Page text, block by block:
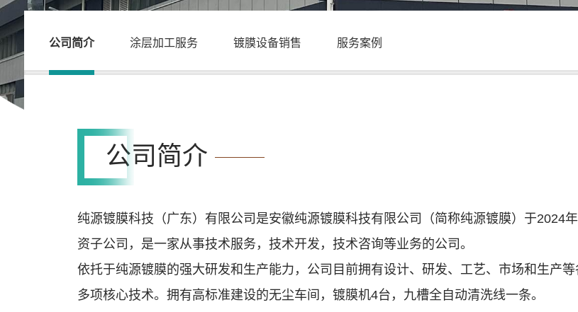
公司简介 涂层加工服务 镀膜设备销售 服务案例
公司简介
纯源镀膜科技（广东）有限公司是安徽纯源镀膜科技有限公司（简称纯源镀膜）于2024
资子公司，是一家从事技术服务，技术开发，技术咨询等业务的公司。
依托于纯源镀膜的强大研发和生产能力，公司目前拥有设计、研发、工艺、市场和生产
多项核心技术。拥有高标准建设的无尘车间，镀膜机4台，九槽全自动清洗线一条。